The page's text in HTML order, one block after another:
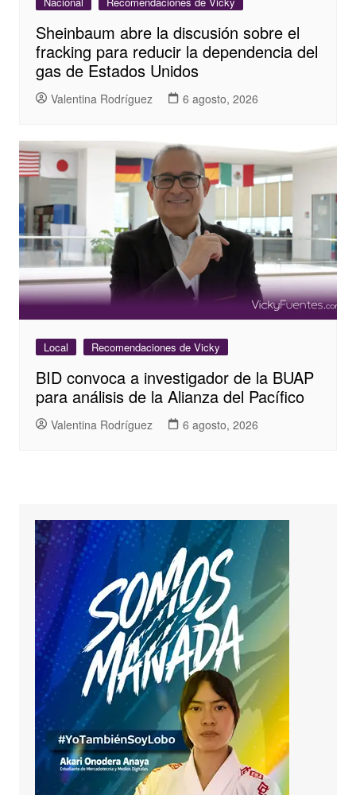
Sheinbaum abre la discusión sobre el
fracking para reducir la dependencia del
gas de Estados Unidos
Valentina Rodríguez 6 agosto, 2026
Local Recomendaciones de Vicky
BID convoca a investigador de la BUAP
para análisis de la Alianza del Pacífico
Valentina Rodríguez 6 agosto, 2026